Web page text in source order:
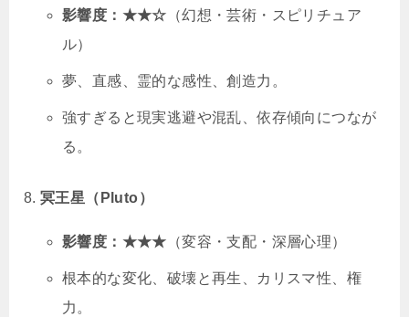
影響度：★★☆ （幻想・芸術・スピリチュア
ル）
夢、直感、霊的な感性、創造力。
強すぎると現実逃避や混乱、依存傾向につなが
る。
冥王星（Pluto）
影響度：★★★ （変容・支配・深層心理）
根本的な変化、破壊と再生、カリスマ性、権
力。